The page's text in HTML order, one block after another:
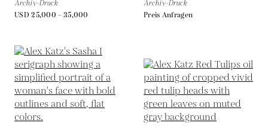
Archiv-Druck
USD 25,000 - 35,000
Archiv-Druck
Preis Anfragen